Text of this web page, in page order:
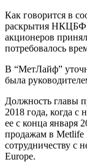
Как говорится в
раскрытия
акционеров
потребовалось
В “МетЛайф”
была
Должность главы
2018 года, когда
ее с конца января
продажам в Metlife
сотрудничеству с
Europe.